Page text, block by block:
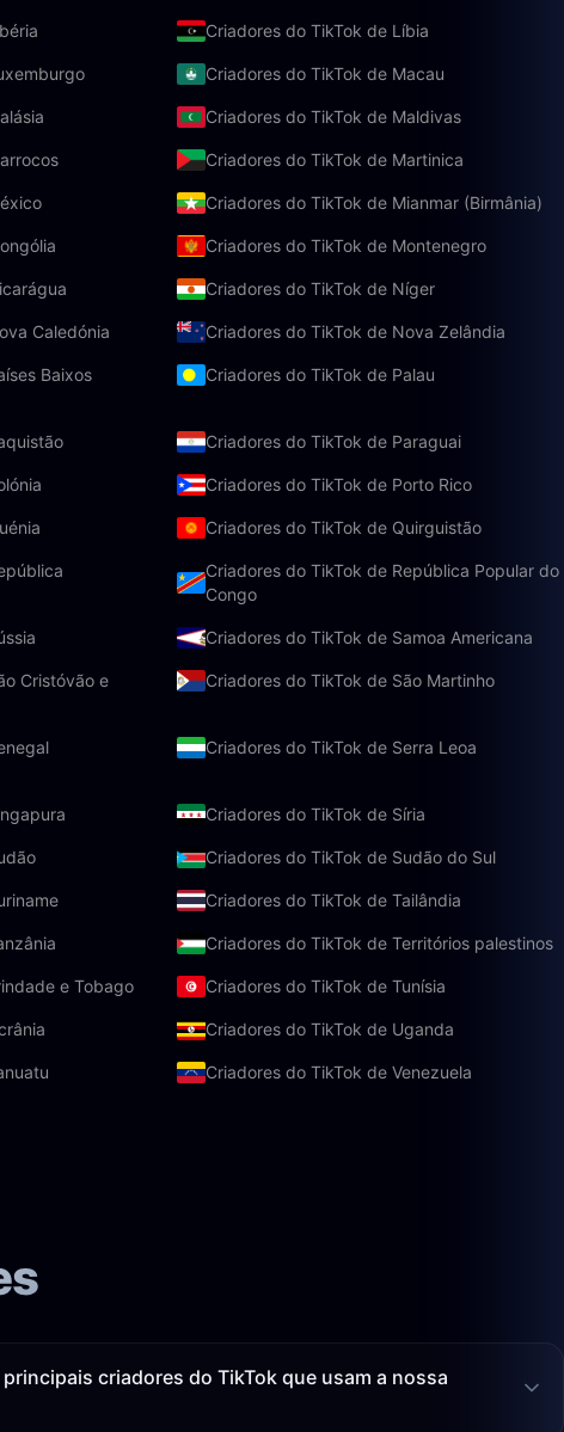
Criadores do TikTok de Líbia
Criadores do TikTok de Macau
Criadores do TikTok de Maldivas
Criadores do TikTok de Martinica
Criadores do TikTok de Mianmar (Birmânia)
Criadores do TikTok de Montenegro
Criadores do TikTok de Níger
Caledónia Criadores do TikTok de Nova Zelândia
Baixos
Criadores do TikTok de Palau
Criadores do TikTok de Paraguai
Criadores do TikTok de Porto Rico
Criadores do TikTok de Quirguistão
Criadores do TikTok de República Popular do
Congo
Criadores do TikTok de Samoa Americana
Cristóvão e
Criadores do TikTok de São Martinho
Criadores do TikTok de Serra Leoa
Criadores do TikTok de Síria
Criadores do TikTok de Sudão do Sul
Criadores do TikTok de Tailândia
Criadores do TikTok de Territórios palestinos
e Tobago Criadores do TikTok de Tunísia
Criadores do TikTok de Uganda
Criadores do TikTok de Venezuela
criadores do TikTok que usam a nossa